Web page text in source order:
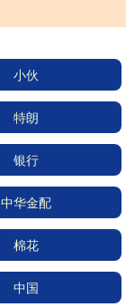
小伙
特朗
银行
中华金配
棉花
中国